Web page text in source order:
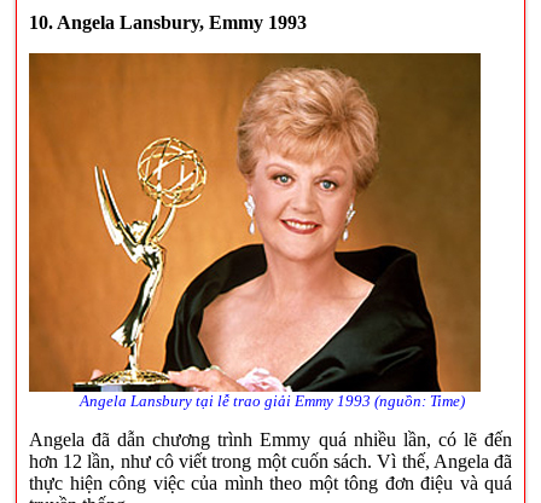
10. Angela Lansbury, Emmy 1993
Angela Lansbury tại lễ trao giải Emmy 1993 (nguồn: Time)
Angela đã dẫn chương trình Emmy quá nhiều lần, có lẽ đến
hơn 12 lần, như cô viết trong một cuốn sách. Vì thế, Angela đã
thực hiện công việc của mình theo một tông đơn điệu và quá